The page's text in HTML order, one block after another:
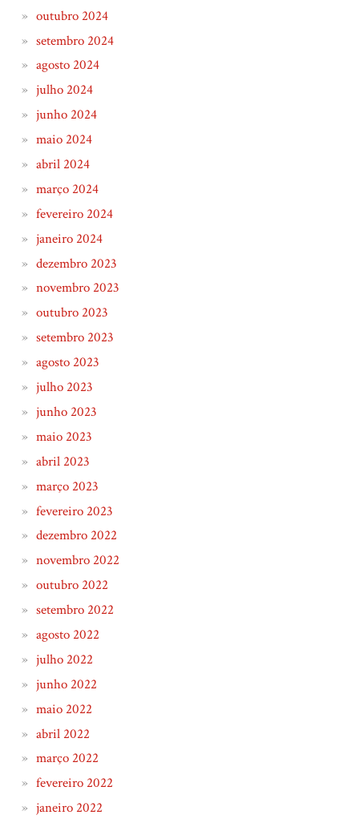
outubro 2024
setembro 2024
agosto 2024
julho 2024
junho 2024
maio 2024
abril 2024
março 2024
fevereiro 2024
janeiro 2024
dezembro 2023
novembro 2023
outubro 2023
setembro 2023
agosto 2023
julho 2023
junho 2023
maio 2023
abril 2023
março 2023
fevereiro 2023
dezembro 2022
novembro 2022
outubro 2022
setembro 2022
agosto 2022
julho 2022
junho 2022
maio 2022
abril 2022
março 2022
fevereiro 2022
janeiro 2022